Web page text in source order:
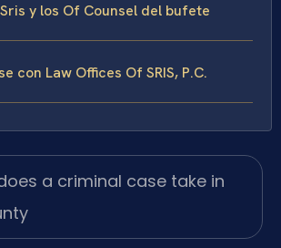
y los Of Counsel del bufete
con Law Offices Of SRIS, P.C.